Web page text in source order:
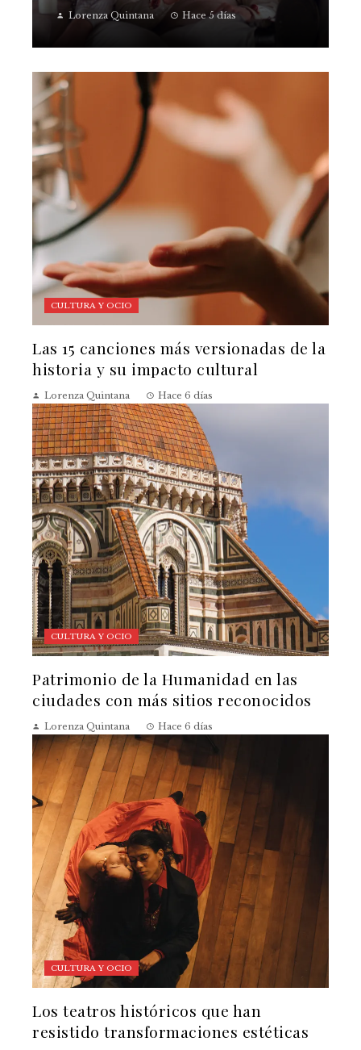
Lorenza Quintana Hace 5 días
CULTURA Y OCIO
Las 15 canciones más versionadas de la
historia y su impacto cultural
Lorenza Quintana Hace 6 días
CULTURA Y OCIO
Patrimonio de la Humanidad en las
ciudades con más sitios reconocidos
Lorenza Quintana Hace 6 días
CULTURA Y OCIO
Los teatros históricos que han
resistido transformaciones estéticas